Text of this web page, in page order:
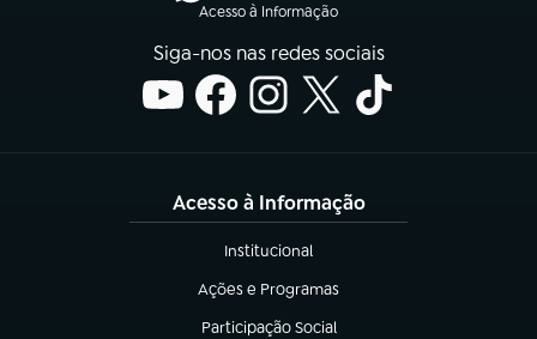
Acesso à Informação
Siga-nos nas redes sociais
Acesso à Informação
Institucional
(abre em nova aba)
Ações e Programas
(abre em nova aba)
Participação Social